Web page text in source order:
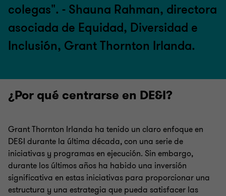
colegas". - Shauna Rahman, directora
asociada de Equidad, Diversidad e
Inclusión, Grant Thornton Irlanda.
¿Por qué centrarse en DE&I?
Grant Thornton Irlanda ha tenido un claro enfoque en
DE&I durante la última década, con una serie de
iniciativas y programas en ejecución. Sin embargo,
durante los últimos años ha habido una inversión
significativa en estas iniciativas para proporcionar una
estructura y una estrategia que pueda satisfacer las